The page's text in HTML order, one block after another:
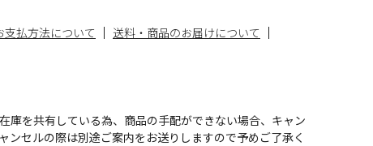
支払方法について
送料・商品のお届けについて
庫を共有している為、商品の手配ができない場合、キャン
ンセルの際は別途ご案内をお送りしますので予めご了承く